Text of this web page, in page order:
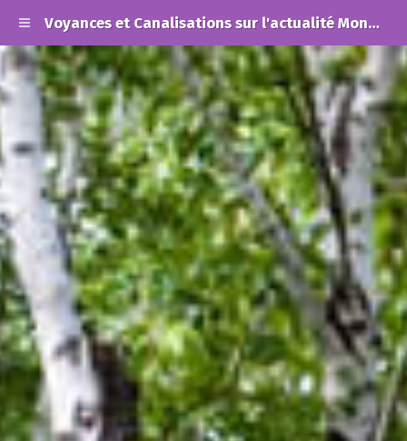
Voyances et Canalisations sur l'actualité Mondiale et les Alertes